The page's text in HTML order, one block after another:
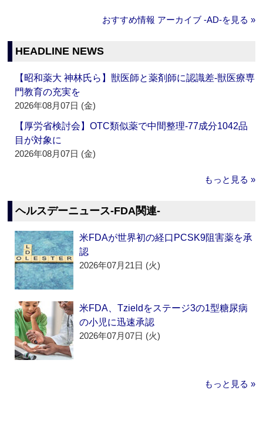
おすすめ情報 アーカイブ ‐AD‐を見る »
HEADLINE NEWS
【昭和薬大 神林氏ら】獣医師と薬剤師に認識差‐獣医療専
門教育の充実を
2026年08月07日 (金)
【厚労省検討会】OTC類似薬で中間整理‐77成分1042品
目が対象に
2026年08月07日 (金)
もっと見る »
ヘルスデーニュース‐FDA関連‐
米FDAが世界初の経口PCSK9阻害薬を承
認
2026年07月21日 (火)
米FDA、Tzieldをステージ3の1型糖尿病
の小児に迅速承認
2026年07月07日 (火)
もっと見る »